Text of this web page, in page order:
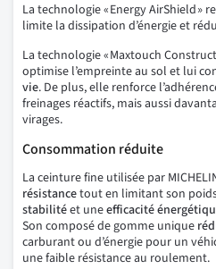
La technologie « Energy AirShield »
limite la dissipation d’énergie et
La technologie « Maxtouch
optimise l’empreinte au sol et lui
vie. De plus, elle renforce
freinages réactifs, mais aussi
virages.
Consommation réduite
La ceinture fine utilisée par
résistancetout en limitant son
stabilitéet uneefficacité
Son composé de gomme unique
carburant ou d’énergie pour un
une faible résistance au roulement.